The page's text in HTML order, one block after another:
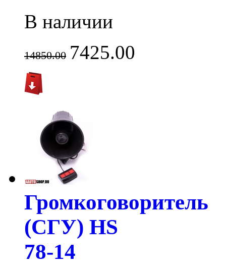
В наличии
14850.00 7425.00
Громкоговоритель
(СГУ) HS
78-14